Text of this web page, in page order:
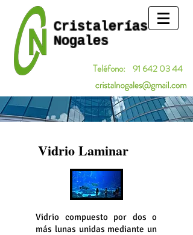
Cristalerías
Nogales
Teléfono: 91 642 03 44
Vidrio compuesto por dos o
más lunas unidas mediante un
Vidrio Laminar